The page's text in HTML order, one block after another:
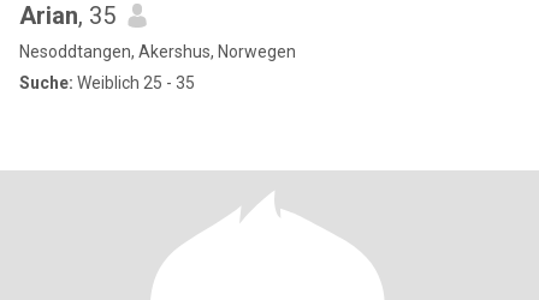
Arian, 35
Nesoddtangen, Akershus, Norwegen
Suche: Weiblich 25 - 35